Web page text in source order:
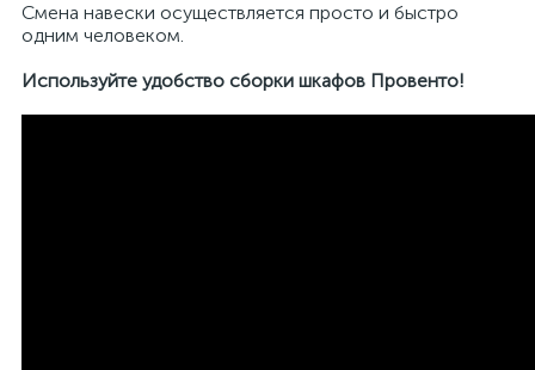
Смена навески осуществляется просто и быстро
одним человеком.
Используйте удобство сборки шкафов Провенто!